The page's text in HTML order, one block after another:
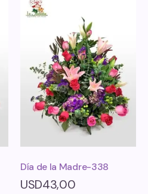
Día de la Madre-338
USD43,00